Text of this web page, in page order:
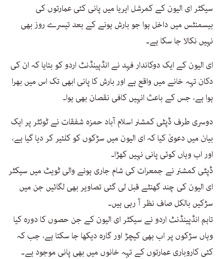
سیکٹر ای الیون کے کمرشل ایریا میں پانی کئی عمارتوں کی
بیسمنٹس میں داخل ہوا جو بارش ہونے کے بعد تیسرے روز بھی
نہیں نکالا جا سکا ہے۔
ای الیون کے ایک دوکاندار فہد نے انڈپینڈنٹ اردو کو بتایا کہ ان کی
دکان تہہ خانے میں واقع ہے اور بارش کا پانی ابھی تک اس میں بھرا
ہوا ہے، جس کے باعث انہیں کافی نقصان بھی ہوا۔
دوسری طرف ڈپٹی کمشنر اسلام آباد حمزہ شفقات نے ٹوئٹر پر ایک
بیان میں دعویٰ کیا کہ ای الیون میں سڑکوں کو کلئیر کر دیا گیا ہے،
اور اب وہاں کوئی پانی نہیں کھڑا۔
ڈپٹی کمشنر نے جمعرات کی شام جاری ہونے والی ٹویٹ میں سیکٹر
ای الیون کی چند گھنٹے قبل لی گئی تصاویر بھی لگائیں جن میں
سڑکیں بالکل صاف نظر آ رہی ہیں۔
تاہم انڈپینڈنٹ اردو نے سیکٹر ای الیون کے جن حصوں کا دورہ کیا
وہاں سڑکوں پر اب بھی کیچڑ اور گارہ دیکھا جا سکتا ہے، جب کہ
کئی کاروباری عمارتوں کے تہہ خانوں میں بھی پانی موجود ہے۔